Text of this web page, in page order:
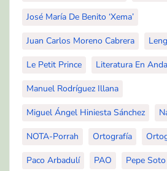
José María De Benito ‘Xema’
Juan Carlos Moreno Cabrera
Le Petit Prince Literatura En
Manuel Rodríguez Illana
Miguel Ángel Hiniesta Sánchez
NOTA-Porrah Ortografía
Paco Arbadulí PAO Pepe Soto